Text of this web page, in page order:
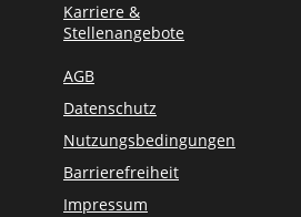
Karriere &
Stellenangebote
AGB
Datenschutz
Nutzungsbedingungen
Barrierefreiheit
Impressum